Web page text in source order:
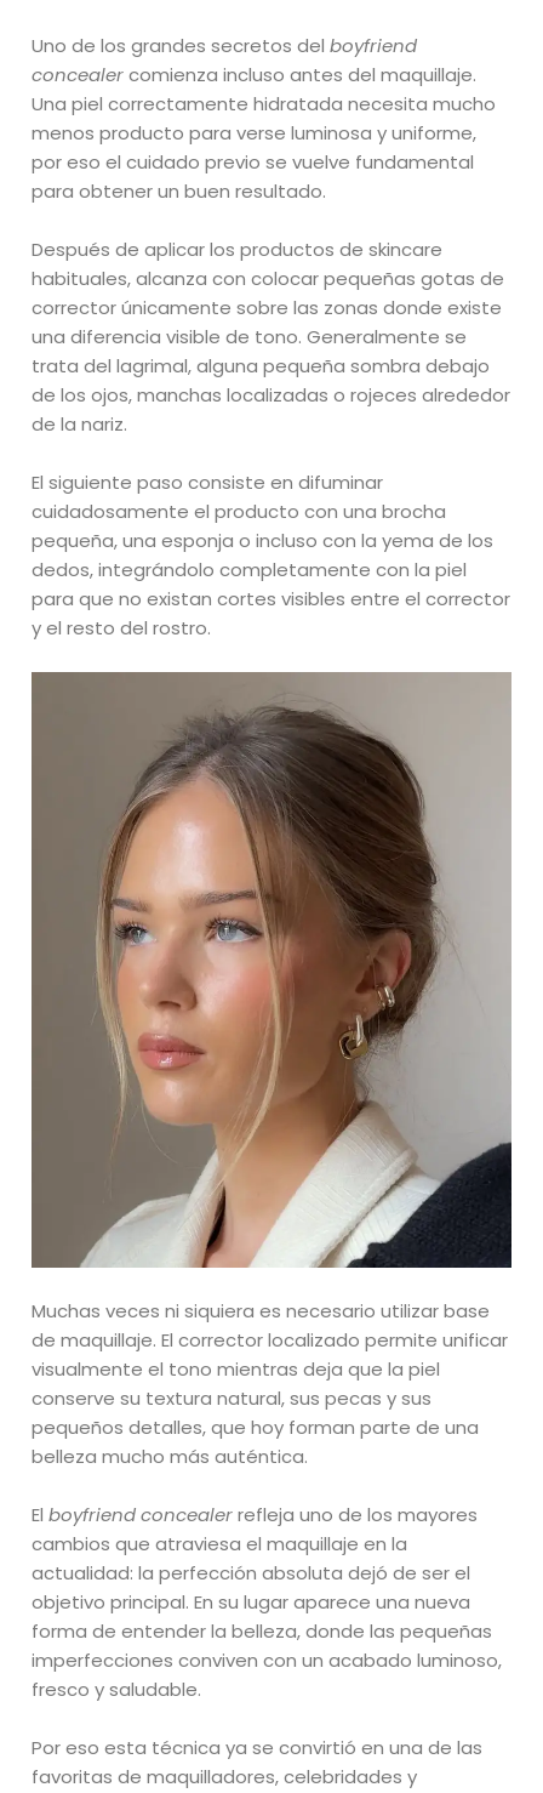
Uno de los grandes secretos delboyfriend
concealercomienza incluso antes del maquillaje.
Una piel correctamente hidratada necesita mucho
menos producto para verse luminosa y uniforme,
por eso el cuidado previo se vuelve fundamental
para obtener un buen resultado.
Después de aplicar los productos de skincare
habituales, alcanza con colocar pequeñas gotas de
corrector únicamente sobre las zonas donde existe
una diferencia visible de tono. Generalmente se
trata del lagrimal, alguna pequeña sombra debajo
de los ojos, manchas localizadas o rojeces alrededor
de la nariz.
El siguiente paso consiste en difuminar
cuidadosamente el producto con una brocha
pequeña, una esponja o incluso con la yema de los
dedos, integrándolo completamente con la piel
para que no existan cortes visibles entre el corrector
y el resto del rostro.
Muchas veces ni siquiera es necesario utilizar base
de maquillaje. El corrector localizado permite unificar
visualmente el tono mientras deja que la piel
conserve su textura natural, sus pecas y sus
pequeños detalles, que hoy forman parte de una
belleza mucho más auténtica.
Elboyfriend concealerrefleja uno de los mayores
cambios que atraviesa el maquillaje en la
actualidad: la perfección absoluta dejó de ser el
objetivo principal. En su lugar aparece una nueva
forma de entender la belleza, donde las pequeñas
imperfecciones conviven con un acabado luminoso,
fresco y saludable.
Por eso esta técnica ya se convirtió en una de las
favoritas de maquilladores, celebridades y